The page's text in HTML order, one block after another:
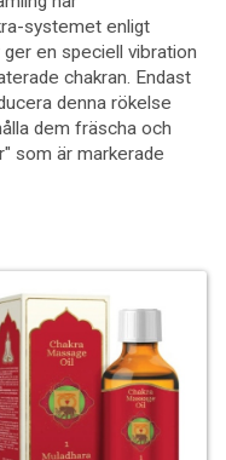
systemet enligt
en speciell vibration
chakran. Endast
denna rökelse
dem fräscha och
som är markerade
information.